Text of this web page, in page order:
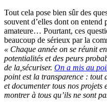
Tout cela pose bien sûr des
souvent d’elles dont on
amateure… Pourtant, ces
beaucoup de sérieux par la
« Chaque année on se réunit
potentialités et des peurs
de la,sécuriser. On a mis au
point est la transparence : tout
et documenter tous nos projets
montrer à tous qu’ils ne sont